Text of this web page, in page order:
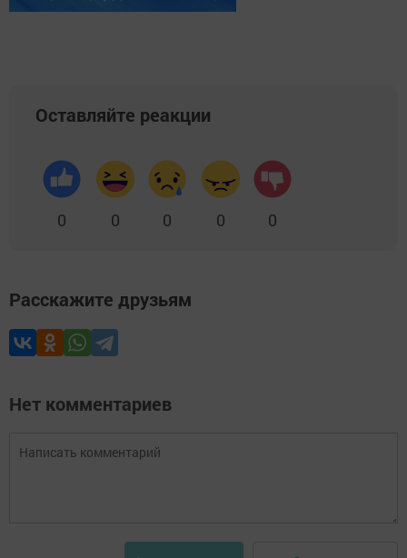
Оставляйте реакции
0 0 0 0 0
Расскажите друзьям
Нет комментариев